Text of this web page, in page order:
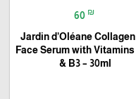
60 ₪
Jardin d’Oléane Collagen
Face Serum with Vitamins
& B3 – 30ml